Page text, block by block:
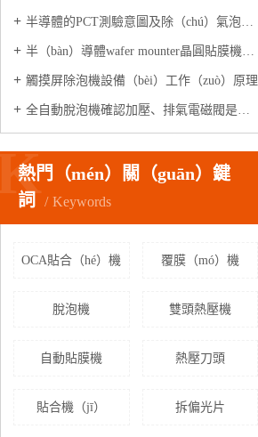
半導體的PCT測驗意圖及除（chú）氣泡設備
半（bàn）導體wafer mounter晶圓貼膜機是做什麽的?
觸摸屏除泡機設備（bèi）工作（zuò）原理
全自動脫泡機確認加壓、排氣電磁閥是否正常工作?
熱門（mén）關（guān）鍵
詞
Keywords
OCA貼合（hé）機 覆膜（mó）機
脫泡機 雙頭熱壓機
自動貼膜機 熱壓刀頭
貼合機（jī） 拆偏光片